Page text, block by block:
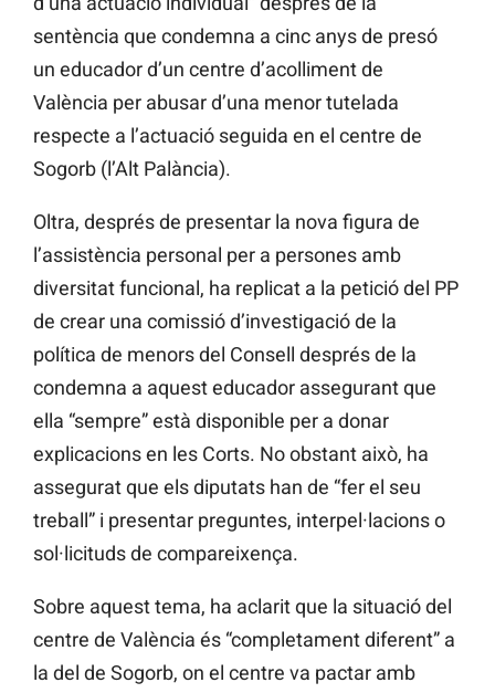
sentència que condemna a cinc anys de presó
un educador d’un centre d’acolliment de
València per abusar d’una menor tutelada
respecte a l’actuació seguida en el centre de
Sogorb (l’Alt Palància).
Oltra, després de presentar la nova figura de
l’assistència personal per a persones amb
diversitat funcional, ha replicat a la petició del PP
de crear una comissió d’investigació de la
política de menors del Consell després de la
condemna a aquesteducador assegurant que
ella “sempre” està disponible per a donar
explicacions en les Corts. No obstant això, ha
assegurat que els diputats han de “fer el seu
treball” i presentar preguntes, interpel·lacions o
sol·licituds de compareixença.
Sobre aquest tema, ha aclarit que la situació del
centre de València és “completament diferent” a
la del de Sogorb, on el centre va pactar amb